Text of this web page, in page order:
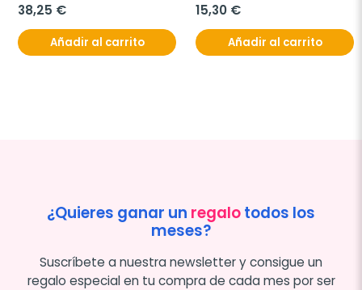
38,25 €
Añadir al carrito
15,30 €
Añadir al carrito
¿Quieres ganar un regalotodos los
meses?
Suscríbete a nuestra newsletter y consigue un
regalo especial en tu compra de cada mes por ser